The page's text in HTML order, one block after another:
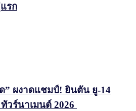
รก
” ผงาดแชมป์! ยินตัน ยู-14
วร์นาเมนต์ 2026